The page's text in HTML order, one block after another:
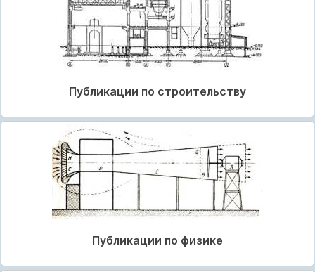
Публикации по строительству
Публикации по физике